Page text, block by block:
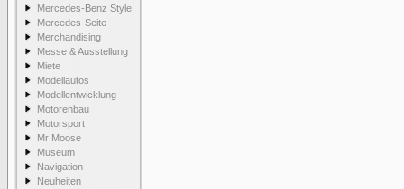
Mercedes-Benz Style
Mercedes-Seite
Merchandising
Messe & Ausstellung
Miete
Modellautos
Modellentwicklung
Motorenbau
Motorsport
Mr Moose
Museum
Navigation
Neuheiten